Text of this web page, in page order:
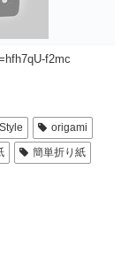
f2mc
origami
簡単折り紙